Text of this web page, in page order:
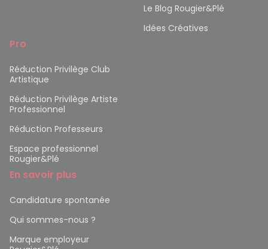
Le Blog Rougier&Plé
Idées Créatives
Pro
Réduction Privilège Club
Artistique
Réduction Privilège Artiste
Professionnel
Réduction Professeurs
Espace professionnel
Rougier&Plé
En savoir plus
Candidature spontanée
Qui sommes-nous ?
Marque employeur